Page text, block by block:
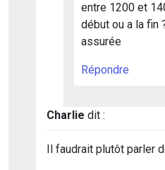
entre 1200 et
début ou a la fin
assurée
Répondre
Charlie dit :
Il faudrait plutôt parler